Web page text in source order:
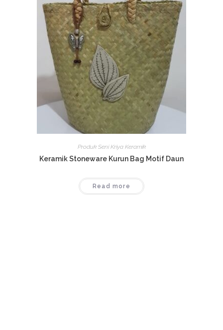
Produk Seni Kriya Keramik
Keramik Stoneware Kurun Bag Motif Daun
Read more